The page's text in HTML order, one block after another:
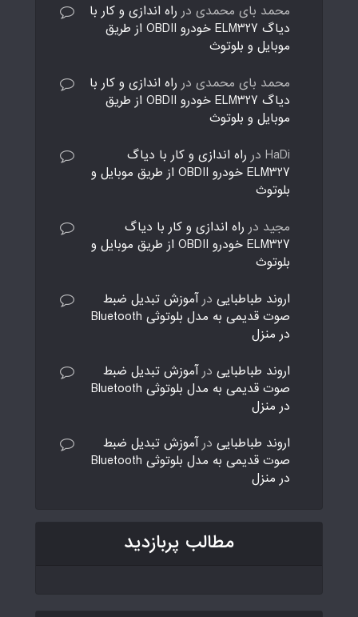
محمد بای محمدی در راه اندازی و کار با
دیاگ ELM327 خودرو OBDII از طریق
موبایل و بلوتوث
محمد بای محمدی در راه اندازی و کار با
دیاگ ELM327 خودرو OBDII از طریق
موبایل و بلوتوث
HaDi در راه اندازی و کار با دیاگ
ELM327 خودرو OBDII از طریق موبایل و
بلوتوث
مجید در راه اندازی و کار با دیاگ
ELM327 خودرو OBDII از طریق موبایل و
بلوتوث
اروند طباطبایی درآموزش تبدیل ضبط
صوت قدیمی به مدل بلوتوثی Bluetooth
در منزل
اروند طباطبایی درآموزش تبدیل ضبط
صوت قدیمی به مدل بلوتوثی Bluetooth
در منزل
اروند طباطبایی درآموزش تبدیل ضبط
صوت قدیمی به مدل بلوتوثی Bluetooth
در منزل
مطالب پربازدید